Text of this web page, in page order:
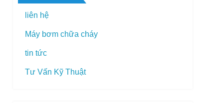
liên hệ
Máy bơm chữa cháy
tin tức
Tư Vấn Kỹ Thuật